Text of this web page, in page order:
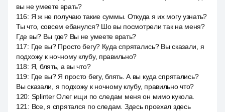
вы не умеете врать?
116: Я ж не получаю такие суммы. Откуда я их могу узнать?
Ты что, совсем ебанулся? Шо вы посмотрели так на меня?
Где вы? Вы где? Вы не умеете врать?
117: Где вы? Просто бегу? Куда спрятались? Вы сказали, я
подхожу к ночному клубу, правильно?
118: Я, блять, а вы что?
119: Где вы? Я просто бегу, блять. А вы куда спрятались?
Вы сказали, я подхожу к ночному клубу, правильно что?
120: Splinter Олег ищи по следам меня он мимо кукола.
121 : Все, я спрятался по следам. Здесь проехал здесь